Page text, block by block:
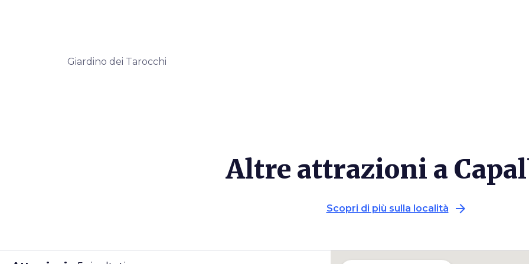
Giardino dei Tarocchi
Altre attrazioni a
Scopri di più sulla località arrow_forward